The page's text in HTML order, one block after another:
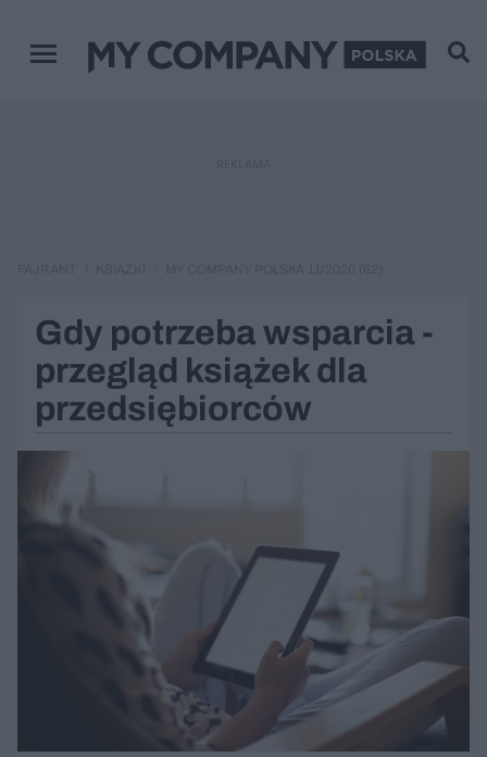
Menu główne
Gdy potrzeba wsparcia -
przegląd książek dla
przedsiębiorców